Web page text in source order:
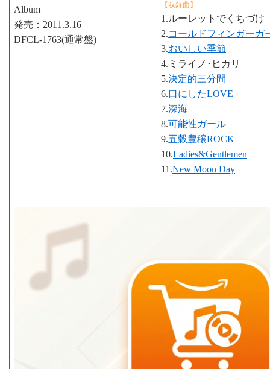
【収録曲】
1.ルーレットでくちづけ
2.コールドフィンガーガ
3.おいしい季節
4.ミライノ･ヒカリ
5.決定的三分間
6.口にしたLOVE
7.深海
8.可能性ガール
9.五穀豊穣ROCK
10.Ladies&Gentlemen
11.New Moon Day
Album
発売：2011.3.16
DFCL-1763(通常盤)